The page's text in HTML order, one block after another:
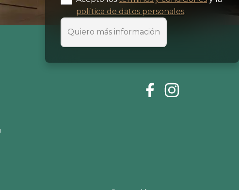
política de datos personales.
Quiero más información